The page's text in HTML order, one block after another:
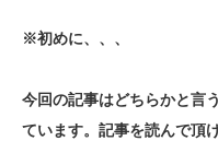
※初めに、、、
今回の記事はどちらかと言
ています。記事を読んで頂